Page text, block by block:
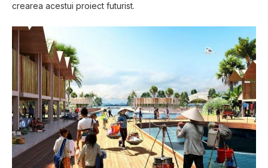
crearea acestui proiect futurist.